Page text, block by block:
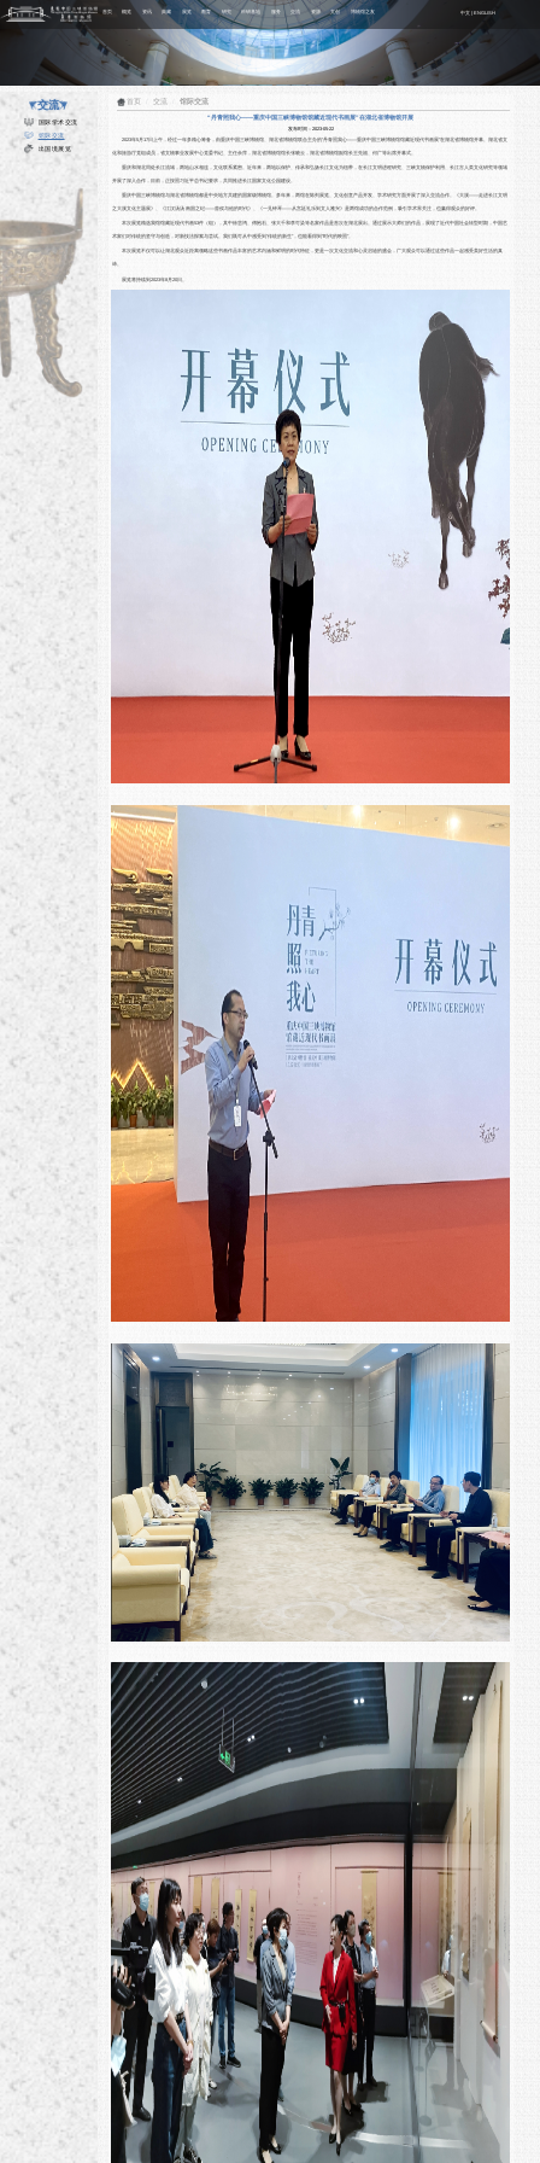
首页 概览 资讯 典藏 展览 教育 研究 科研基地 服务 交流 资源 文创 博物馆之友 中文| ENGLISH
交流
国际学术交流
馆际交流
出国境展览
首页 交流 馆际交流
“丹青照我心——重庆中国三峡博物馆馆藏近现代书画展”在湖北省博物馆开展
发布时间：2023-05-22
2023年5月17日上午，经过一年多精心筹备，由重庆中国三峡博物馆、湖北省博物馆联合主办的“丹青照我心——重庆中国三峡博物馆馆藏近现代书画展”在湖北省博物馆开幕。湖北省文
化和旅游厅党组成员，省文物事业发展中心党委书记、主任余萍，湖北省博物馆馆长张晓云，湖北省博物馆副馆长王先福、何广等出席开幕式。
重庆和湖北同处长江流域，两地山水相连，文化联系紧密。近年来，两地以保护、传承和弘扬长江文化为纽带，在长江文明进程研究、三峡文物保护利用、长江古人类文化研究等领域
开展了深入合作，目前，正按照习近平总书记要求，共同推进长江国家文化公园建设。
重庆中国三峡博物馆与湖北省博物馆都是中央地方共建的国家级博物馆。多年来，两馆在陈列展览、文化创意产品开发、学术研究方面开展了深入交流合作。《大溪——走进长江文明
之大溪文化主题展》、《江汉汤汤 南国之纪——曾侯与他的时代》、《一见钟琴——从宫廷礼乐到文人雅兴》是两馆成功的合作范例，吸引学术界关注，也赢得观众的好评。
本次展览精选我馆馆藏近现代书画53件（组），其中徐悲鸿、傅抱石、张大千和李可染等名家作品是首次在湖北展出。通过展示大师们的作品，展现了近代中国社会转型时期，中国艺
术家们对传统的坚守与创造，对新技法探索与尝试。我们既可从中感受到“传统的新生”，也能看得到“时代的映照”。
本次展览不仅可以让湖北观众近距离领略这些书画作品丰富的艺术内涵和鲜明的时代特征，更是一次文化交流和心灵启迪的盛会，广大观众可以通过这些作品一起感受美好生活的真
谛。
展览将持续到2023年8月20日。